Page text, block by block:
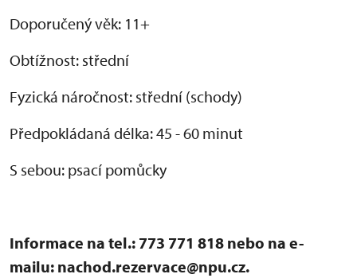
Doporučený věk: 11+
Obtížnost: střední
Fyzická náročnost: střední (schody)
Předpokládaná délka: 45 - 60 minut
S sebou: psací pomůcky
Informace na tel.: 773 771 818 nebo na e-
mailu: nachod.rezervace@npu.cz.